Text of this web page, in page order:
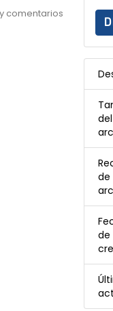
comentarios
del
de
de